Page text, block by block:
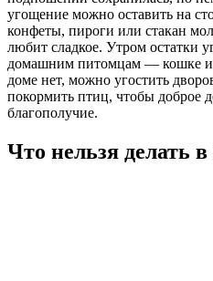
угощение можно оставить на
конфеты, пироги или стакан
любит сладкое. Утром остатки
домашним питомцам — кошке
доме нет, можно угостить
покормить птиц, чтобы доброе
благополучие.
Что нельзя делать в